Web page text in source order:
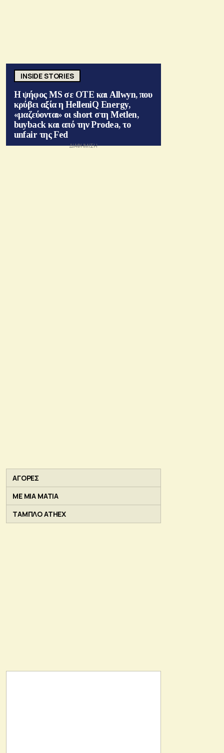
INSIDE STORIES
Η ψήφος MS σε ΟΤΕ και Allwyn, που
κρύβει αξία η HelleniQ Energy,
«μαζεύονται» οι short στη Metlen,
buyback και από την Prodea, το
unfair της Fed
ΑΓΟΡΕΣ
ΜΕ ΜΙΑ ΜΑΤΙΑ
ΤΑΜΠΛΟ ATHEX